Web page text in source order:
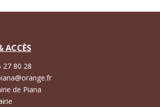
ACCÈS
27 80 28
de Piana